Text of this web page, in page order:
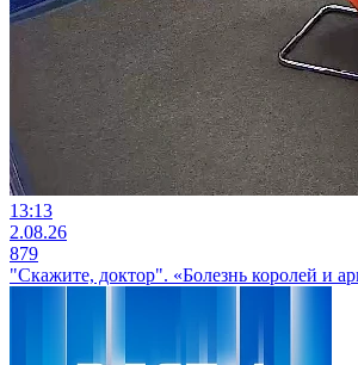
13:13
2.08.26
879
"Скажите, доктор". «Болезнь королей и